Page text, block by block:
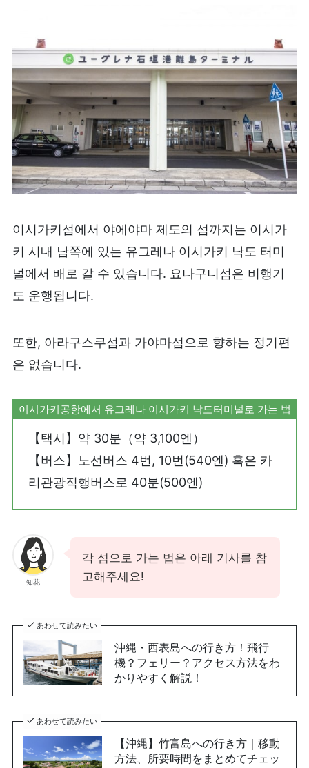
이시가키섬에서 야에야마 제도의 섬까지는 이시가
키 시내 남쪽에 있는 유그레나 이시가키 낙도 터미
널에서 배로 갈 수 있습니다. 요나구니섬은 비행기
도 운행됩니다.
또한, 아라구스쿠섬과 가야마섬으로 향하는 정기편
은 없습니다.
이시가키공항에서 유그레나 이시가키 낙도터미널로 가는 법
【택시】약 30분（약 3,100엔）
【버스】노선버스 4번, 10번(540엔) 혹은 카
리관광직행버스로 40분(500엔)
知花
각 섬으로 가는 법은 아래 기사를 참
고해주세요!
あわせて読みたい
沖縄・西表島への行き方！飛行
機？フェリー？アクセス方法をわ
かりやすく解説！
あわせて読みたい
【沖縄】竹富島への行き方｜移動
方法、所要時間をまとめてチェッ